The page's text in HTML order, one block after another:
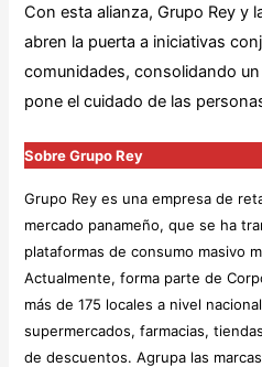
Con esta alianza, Grupo Rey y
abren la puerta a iniciativas
comunidades, consolidando
pone el cuidado de las
Sobre Grupo Rey
Grupo Rey es una empresa de
mercado panameño, que se ha
plataformas de consumo masivo
Actualmente, forma parte de
más de 175 locales a nivel
supermercados, farmacias,
de descuentos. Agrupa las